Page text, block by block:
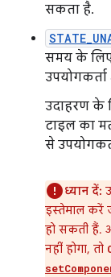
सकता है.
समय के लिए
उदाहरण के
टाइल का
से
ध्यान दें:
इस्तेमाल करें
हो सकती हैं.
नहीं होगा, तो